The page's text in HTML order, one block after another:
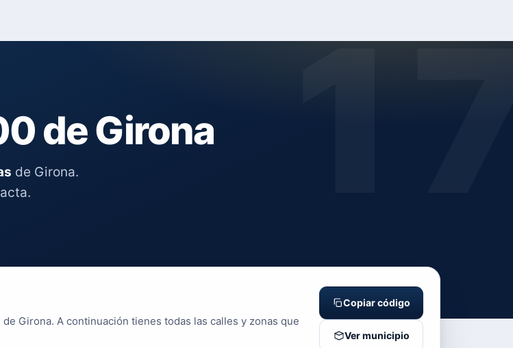
de Girona
de Girona.
Girona. A continuación tienes todas las calles y zonas que
Copiar código
Ver municipio